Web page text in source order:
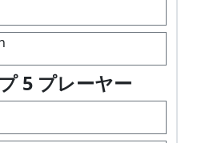
5 プレーヤー